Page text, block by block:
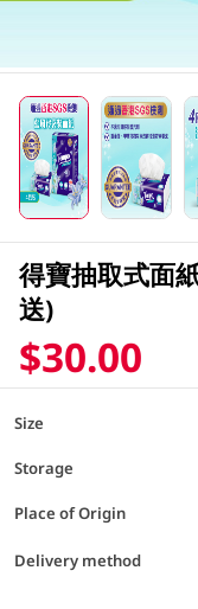
得寶抽取式面
送)
$30.00
Size
Storage
Place of Origin
Delivery method